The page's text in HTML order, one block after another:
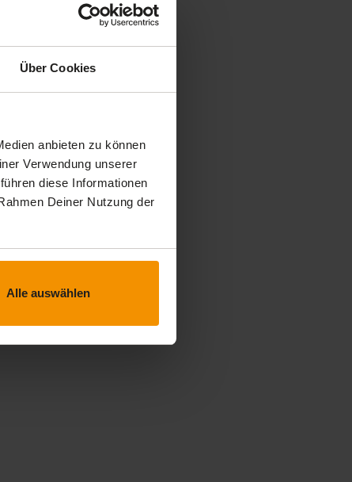
Über Cookies
anbieten zu können
Verwendung unserer
diese Informationen
Deiner Nutzung der
Alle auswählen